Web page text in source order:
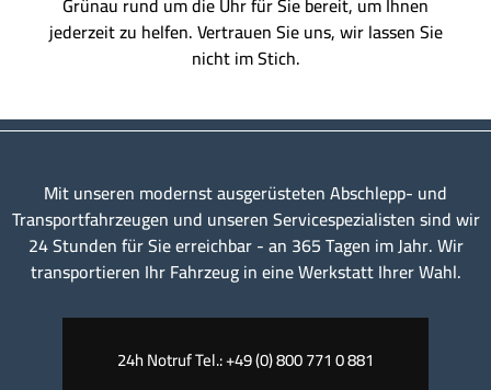
jederzeit zu helfen. Vertrauen Sie uns, wir lassen Sie
nicht im Stich.
Mit unseren modernst ausgerüsteten Abschlepp- und
Transportfahrzeugen und unseren Servicespezialisten sind wir
24 Stunden für Sie erreichbar - an 365 Tagen im Jahr. Wir
transportieren Ihr Fahrzeug in eine Werkstatt Ihrer Wahl.
24h Notruf Tel.: +49 (0) 800 771 0 881